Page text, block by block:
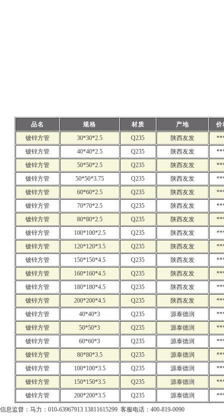
品名 规格 材质 产地
价
镀锌方管
30*30*2.5 Q235 陕西友发
镀锌方管
40*40*2.5 Q235 陕西友发
镀锌方管
50*50*2.5 Q235 陕西友发
镀锌方管
50*50*3.75 Q235 陕西友发
镀锌方管
60*60*2.5 Q235 陕西友发
镀锌方管
70*70*2.5 Q235 陕西友发
镀锌方管
80*80*2.5 Q235 陕西友发
镀锌方管
100*100*2.5 Q235 陕西友发
镀锌方管
120*120*3.5 Q235 陕西友发
镀锌方管
150*150*4.5 Q235 陕西友发
镀锌方管
160*160*4.5 Q235 陕西友发
镀锌方管
180*180*4.5 Q235 陕西友发
镀锌方管
200*200*4.5 Q235 陕西友发
镀锌方管
40*40*3 Q235 源泰德润
镀锌方管
50*50*3 Q235 源泰德润
镀锌方管
60*60*3 Q235 源泰德润
镀锌方管
80*80*3.5 Q235 源泰德润
镀锌方管
100*100*3.5 Q235 源泰德润
镀锌方管
150*150*3.5 Q235 源泰德润
镀锌方管
200*200*3.5 Q235 源泰德润
信息监督：马力：010-63967913 13811615299 客服电话：400-819-0090